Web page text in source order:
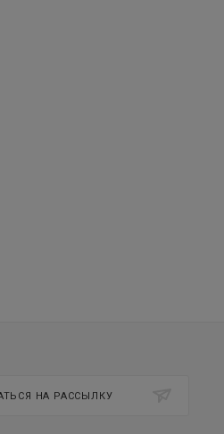
НА РАССЫЛКУ